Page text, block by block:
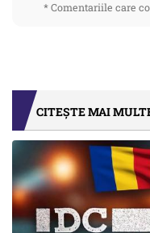
* Comentariile care
CITEȘTE MAI